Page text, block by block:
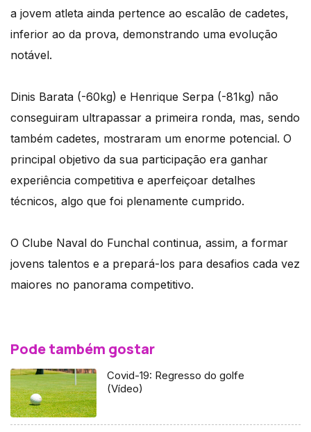
a jovem atleta ainda pertence ao escalão de cadetes,
inferior ao da prova, demonstrando uma evolução
notável.
Dinis Barata (-60kg) e Henrique Serpa (-81kg) não
conseguiram ultrapassar a primeira ronda, mas, sendo
também cadetes, mostraram um enorme potencial. O
principal objetivo da sua participação era ganhar
experiência competitiva e aperfeiçoar detalhes
técnicos, algo que foi plenamente cumprido.
O Clube Naval do Funchal continua, assim, a formar
jovens talentos e a prepará-los para desafios cada vez
maiores no panorama competitivo.
Pode também gostar
Covid-19: Regresso do golfe
(Vídeo)